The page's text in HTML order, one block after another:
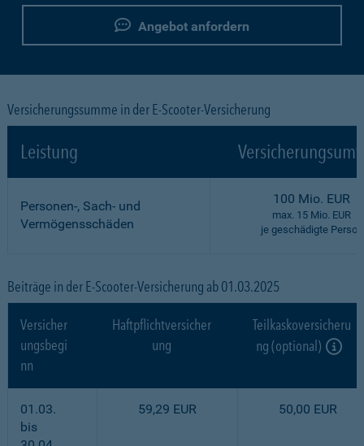
Angebot anfordern
Versicherungssumme in der E-Scooter-Versicherung
Leistung
Personen-, Sach- und
Vermögensschäden
100 Mio. EUR
max. 15 Mio. EUR
je geschädigte Person
Beiträge in der E-Scooter-Versicherung ab 01.03.2025
Versicher
ungsbegi
nn
Haftpflichtversicher
ung
Teilkaskoversicheru
ng (optional)
01.03.
bis
59,29 EUR 50,00 EUR